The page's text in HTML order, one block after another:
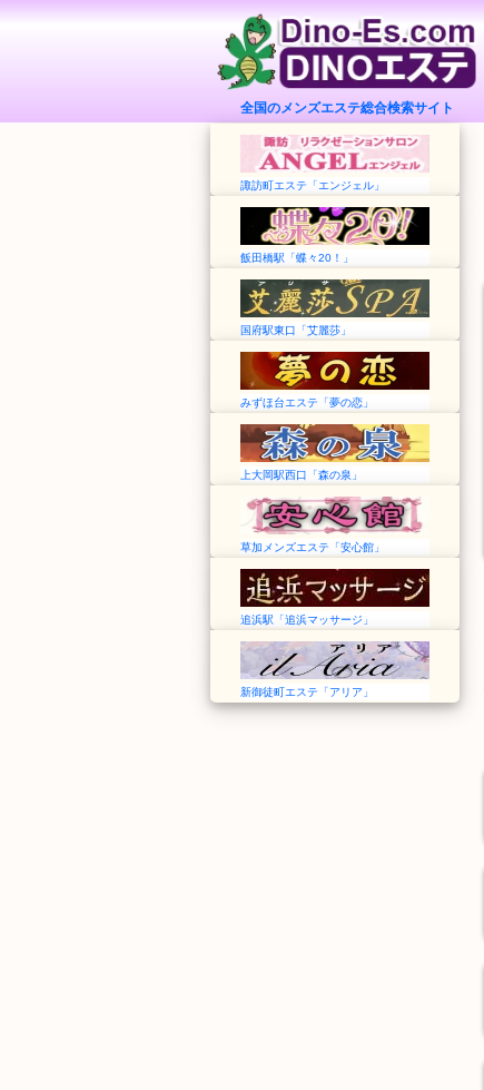
全国のメンズエステ総合検索サイト
諏訪町エステ「エンジェル」
飯田橋駅「蝶々20！」
国府駅東口「艾麗莎」
みずほ台エステ「夢の恋」
上大岡駅西口「森の泉」
草加メンズエステ「安心館」
追浜駅「追浜マッサージ」
新御徒町エステ「アリア」